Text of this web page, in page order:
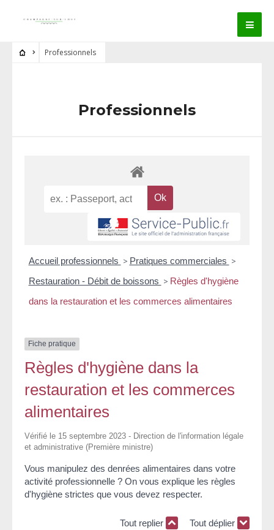
Professionnels
Professionnels
Accueil professionnels > Pratiques commerciales >
Restauration - Débit de boissons > Règles d'hygiène
dans la restauration et les commerces alimentaires
Fiche pratique
Règles d'hygiène dans la
restauration et les commerces
alimentaires
Vérifié le 15 septembre 2023 - Direction de l'information légale
et administrative (Première ministre)
Vous manipulez des denrées alimentaires dans votre
activité professionnelle ? On vous explique les règles
d'hygiène strictes que vous devez respecter.
Tout replier Tout déplier